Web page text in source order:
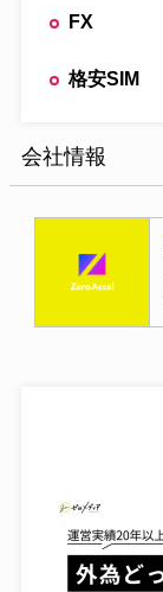
FX
格安SIM
会社情報